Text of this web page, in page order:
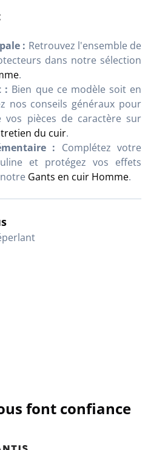
: Retrouvez l'ensemble de
dans notre sélection
.
: Bien que ce modèle soit en
nos conseils généraux pour
vos pièces de caractère sur
du cuir.
: Complétez votre
et protégez vos effets
Gants en cuir Homme.
font confiance